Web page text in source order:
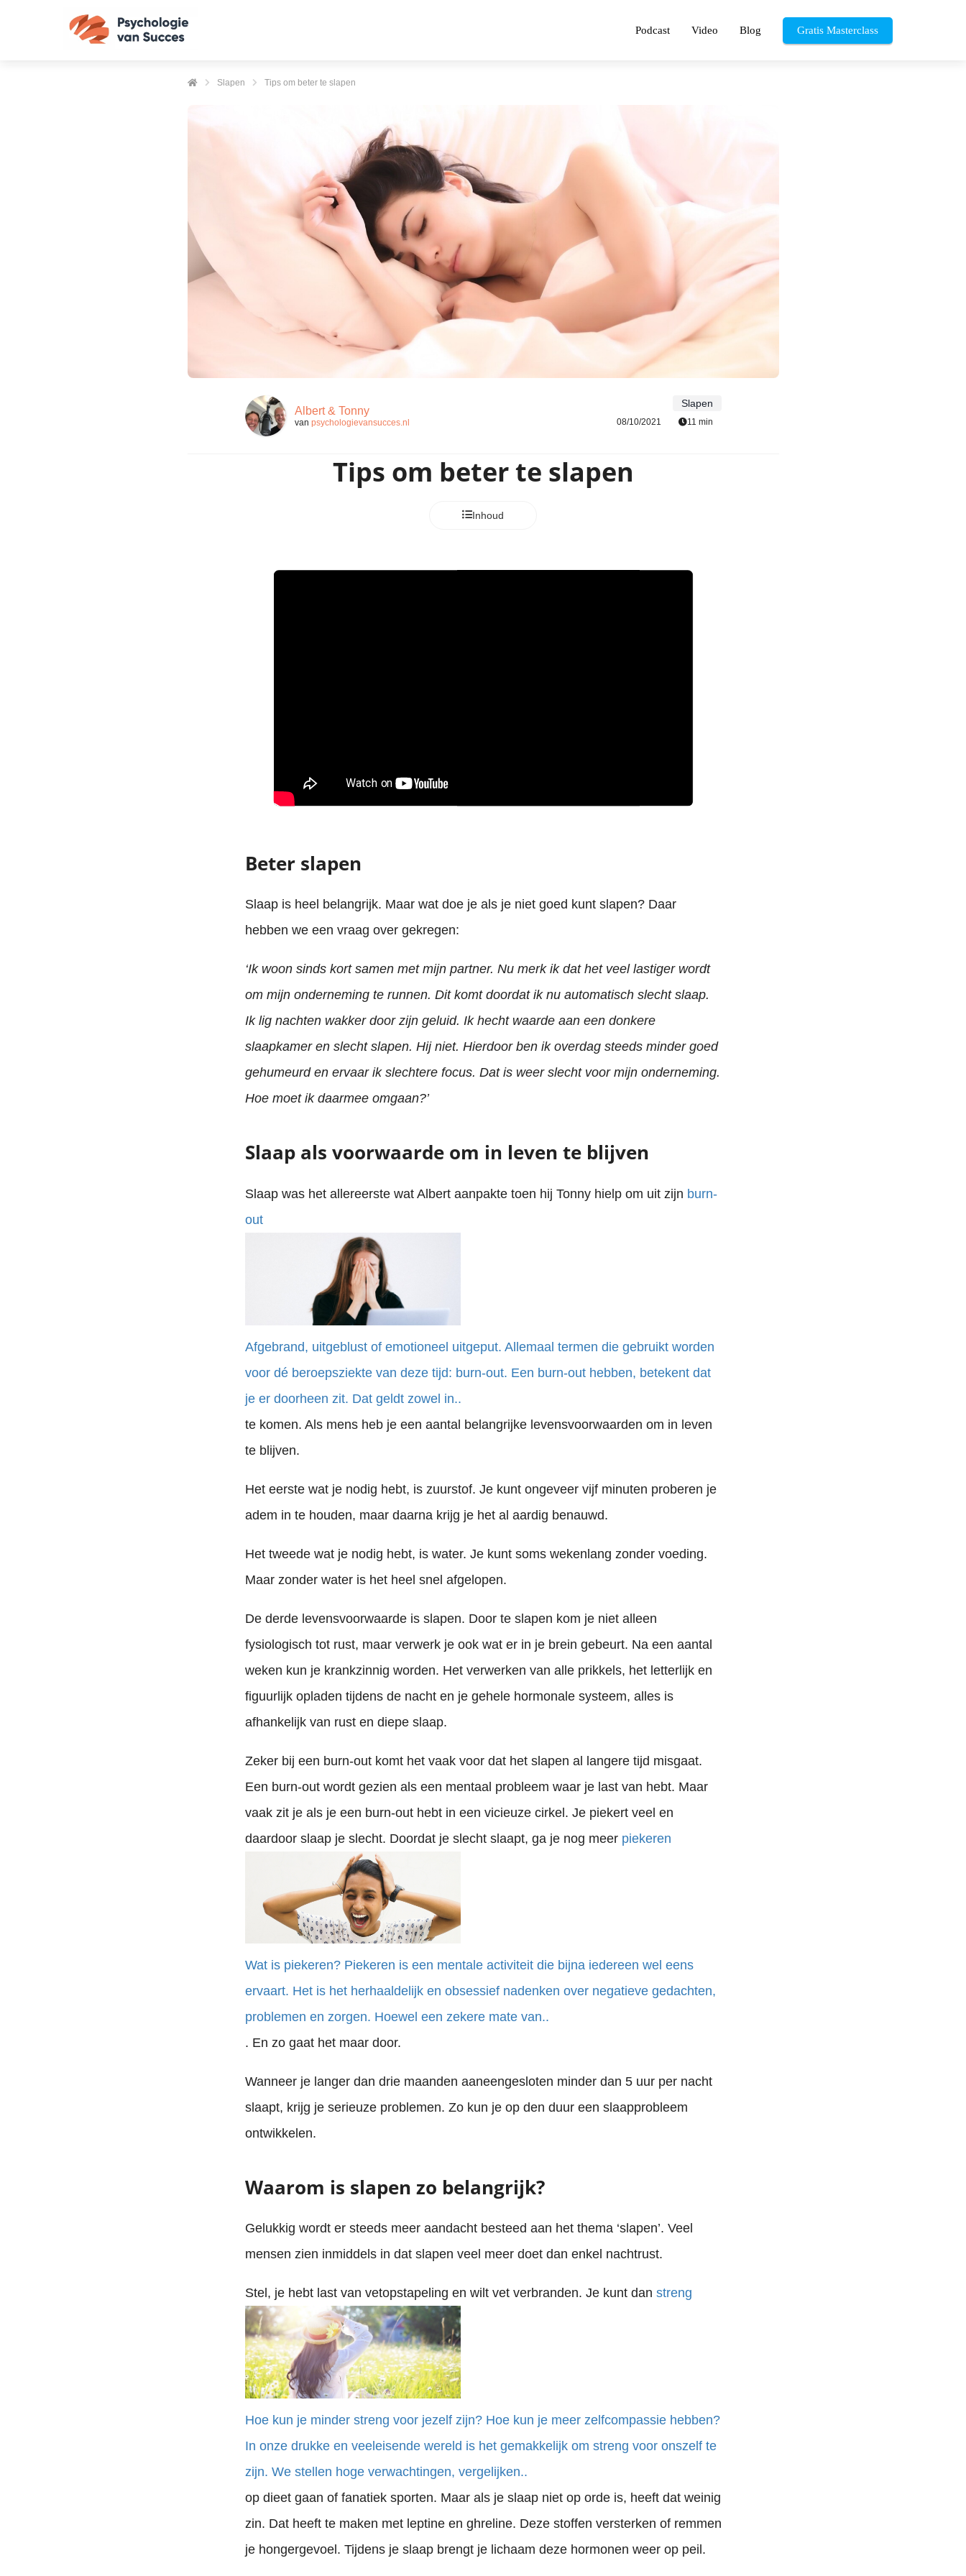
Podcast Video Blog Gratis Masterclass
Slapen Tips om beter te slapen
Albert & Tonny
van psychologievansucces.nl
Slapen
08/10/2021 11 min
Tips om beter te slapen
Inhoud
Beter slapen
Slaap is heel belangrijk. Maar wat doe je als je niet goed kunt slapen? Daar
hebben we een vraag over gekregen:
‘Ik woon sinds kort samen met mijn partner. Nu merk ik dat het veel lastiger wordt
om mijn onderneming te runnen. Dit komt doordat ik nu automatisch slecht slaap.
Ik lig nachten wakker door zijn geluid. Ik hecht waarde aan een donkere
slaapkamer en slecht slapen. Hij niet. Hierdoor ben ik overdag steeds minder goed
gehumeurd en ervaar ik slechtere focus. Dat is weer slecht voor mijn onderneming.
Hoe moet ik daarmee omgaan?’
Slaap als voorwaarde om in leven te blijven
Slaap was het allereerste wat Albert aanpakte toen hij Tonny hielp om uit zijn burn-
out
Afgebrand, uitgeblust of emotioneel uitgeput. Allemaal termen die gebruikt worden
voor dé beroepsziekte van deze tijd: burn-out. Een burn-out hebben, betekent dat
je er doorheen zit. Dat geldt zowel in..
te komen. Als mens heb je een aantal belangrijke levensvoorwaarden om in leven
te blijven.
Het eerste wat je nodig hebt, is zuurstof. Je kunt ongeveer vijf minuten proberen je
adem in te houden, maar daarna krijg je het al aardig benauwd.
Het tweede wat je nodig hebt, is water. Je kunt soms wekenlang zonder voeding.
Maar zonder water is het heel snel afgelopen.
De derde levensvoorwaarde is slapen. Door te slapen kom je niet alleen
fysiologisch tot rust, maar verwerk je ook wat er in je brein gebeurt. Na een aantal
weken kun je krankzinnig worden. Het verwerken van alle prikkels, het letterlijk en
figuurlijk opladen tijdens de nacht en je gehele hormonale systeem, alles is
afhankelijk van rust en diepe slaap.
Zeker bij een burn-out komt het vaak voor dat het slapen al langere tijd misgaat.
Een burn-out wordt gezien als een mentaal probleem waar je last van hebt. Maar
vaak zit je als je een burn-out hebt in een vicieuze cirkel. Je piekert veel en
daardoor slaap je slecht. Doordat je slecht slaapt, ga je nog meer piekeren
Wat is piekeren? Piekeren is een mentale activiteit die bijna iedereen wel eens
ervaart. Het is het herhaaldelijk en obsessief nadenken over negatieve gedachten,
problemen en zorgen. Hoewel een zekere mate van..
. En zo gaat het maar door.
Wanneer je langer dan drie maanden aaneengesloten minder dan 5 uur per nacht
slaapt, krijg je serieuze problemen. Zo kun je op den duur een slaapprobleem
ontwikkelen.
Waarom is slapen zo belangrijk?
Gelukkig wordt er steeds meer aandacht besteed aan het thema ‘slapen’. Veel
mensen zien inmiddels in dat slapen veel meer doet dan enkel nachtrust.
Stel, je hebt last van vetopstapeling en wilt vet verbranden. Je kunt dan streng
Hoe kun je minder streng voor jezelf zijn? Hoe kun je meer zelfcompassie hebben?
In onze drukke en veeleisende wereld is het gemakkelijk om streng voor onszelf te
zijn. We stellen hoge verwachtingen, vergelijken..
op dieet gaan of fanatiek sporten. Maar als je slaap niet op orde is, heeft dat weinig
zin. Dat heeft te maken met leptine en ghreline. Deze stoffen versterken of remmen
je hongergevoel. Tijdens je slaap brengt je lichaam deze hormonen weer op peil.